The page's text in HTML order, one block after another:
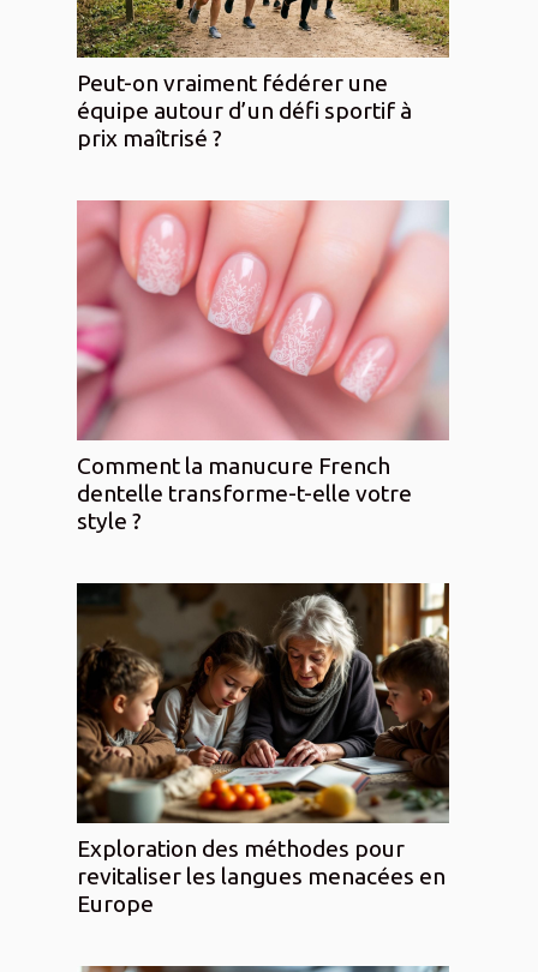
Peut-on vraiment fédérer une
équipe autour d’un défi sportif à
prix maîtrisé ?
Comment la manucure French
dentelle transforme-t-elle votre
style ?
Exploration des méthodes pour
revitaliser les langues menacées en
Europe